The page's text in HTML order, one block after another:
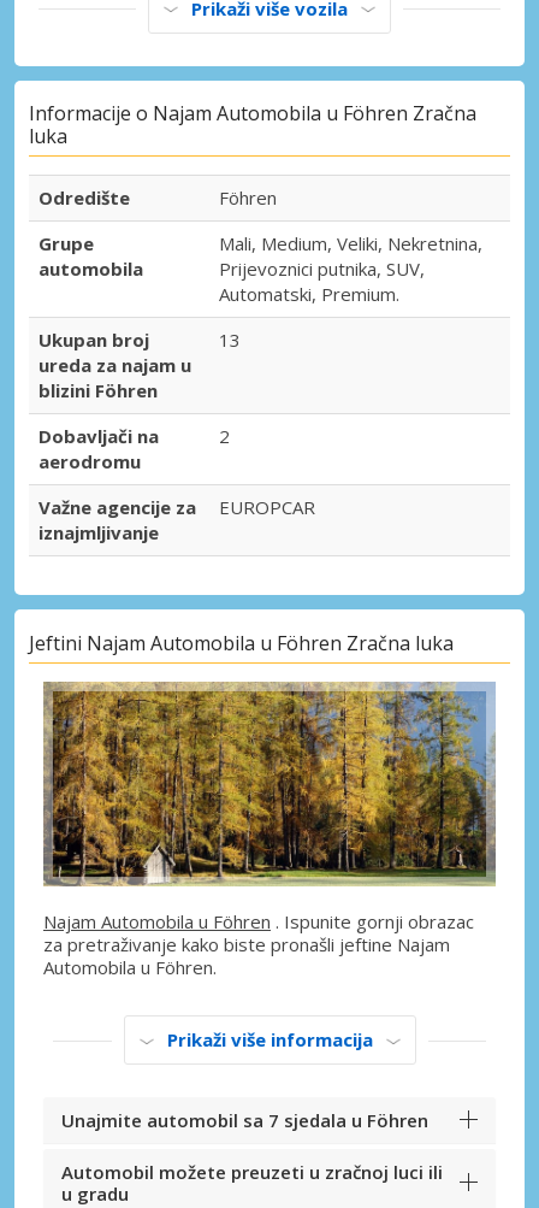
Prikaži više vozila
Informacije o Najam Automobila u Föhren Zračna
luka
Odredište
Föhren
Grupe
automobila
Mali, Medium, Veliki, Nekretnina,
Prijevoznici putnika, SUV,
Automatski, Premium.
Ukupan broj
ureda za najam u
blizini Föhren
13
Dobavljači na
aerodromu
2
Važne agencije za
iznajmljivanje
EUROPCAR
Jeftini Najam Automobila u Föhren Zračna luka
Najam Automobila u Föhren . Ispunite gornji obrazac
za pretraživanje kako biste pronašli jeftine Najam
Automobila u Föhren.
Prikaži više informacija
Unajmite automobil sa 7 sjedala u Föhren
Automobil možete preuzeti u zračnoj luci ili
u gradu